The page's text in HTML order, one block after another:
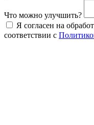
Что можно улучшить?
Я согласен на
соответствии с